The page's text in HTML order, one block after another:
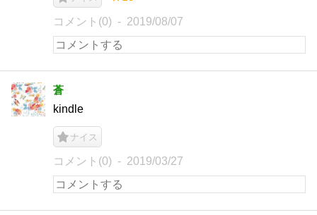
コメント(0) 2019/08/07
蒼
kindle
ナイス
コメント(0) 2019/03/27